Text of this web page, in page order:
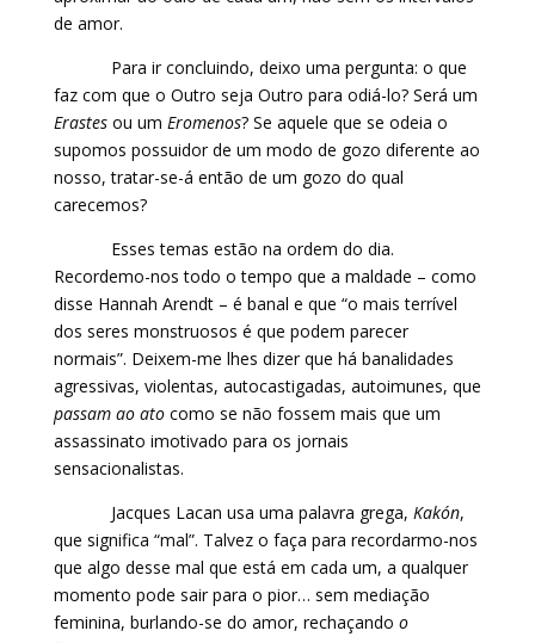
de amor.
Para ir concluindo, deixo uma pergunta: o que
faz com que o Outro seja Outro para odiá-lo? Será um
Erastesou um Eromenos? Se aquele que se odeia o
supomos possuidor de um modo de gozo diferente ao
nosso, tratar-se-á então de um gozo do qual
carecemos?
Esses temas estão na ordem do dia.
Recordemo-nos todo o tempo que a maldade – como
disse Hannah Arendt – é banal e que “o mais terrível
dos seres monstruosos é que podem parecer
normais”. Deixem-me lhes dizer que há banalidades
agressivas, violentas, autocastigadas, autoimunes, que
passam ao atocomo se não fossem mais que um
assassinato imotivado para os jornais
sensacionalistas.
Jacques Lacan usa uma palavra grega, Kakón,
que significa “mal”. Talvez o faça para recordarmo-nos
que algo desse mal que está em cada um, a qualquer
momento pode sair para o pior… sem mediação
feminina, burlando-se do amor, rechaçando o